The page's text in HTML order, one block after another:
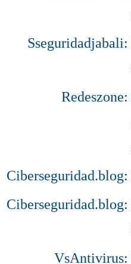
Sseguridadjabali:
Redeszone:
Ciberseguridad.blog:
Ciberseguridad.blog:
VsAntivirus: